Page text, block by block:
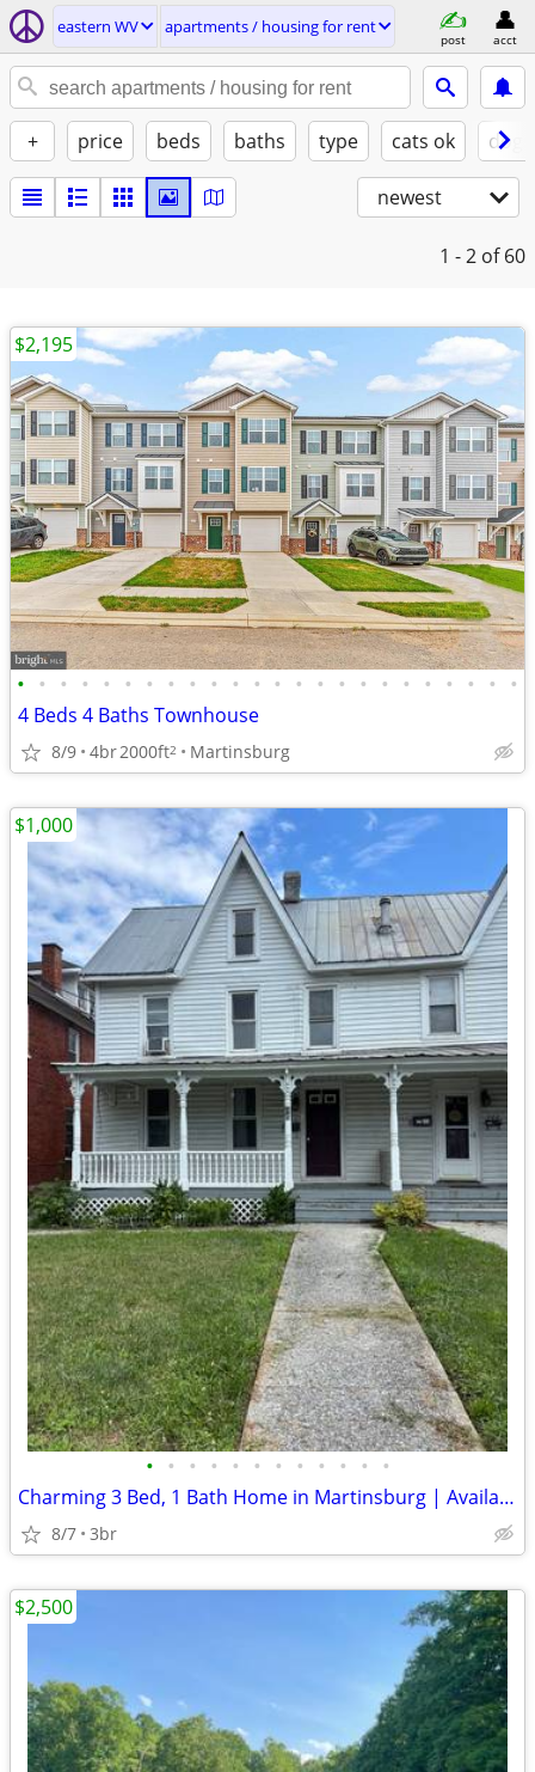
eastern WV apartments / housing for rent
post acct
+ price beds baths type cats ok
newest
1 - 2 of 60
• • • • • • • • • • • • • • • • • • • • • • • •
4 Beds 4 Baths Townhouse
8/9 4br2000ft2 Martinsburg
$2,195
• • • • • • • • • • • •
Charming 3 Bed, 1 Bath Home in Martinsburg | Available 08/06/2026 | $1
8/7 3br
$1,000
$2,500